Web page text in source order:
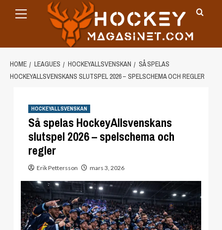
Menu
HOME LEAGUES HOCKEYALLSVENSKAN
SÅ SPELAS
HOCKEYALLSVENSKANS SLUTSPEL 2026 – SPELSCHEMA OCH REGLER
HOCKEYALLSVENSKAN
Så spelas HockeyAllsvenskans
slutspel 2026 – spelschema och
regler
Erik Pettersson mars 3, 2026